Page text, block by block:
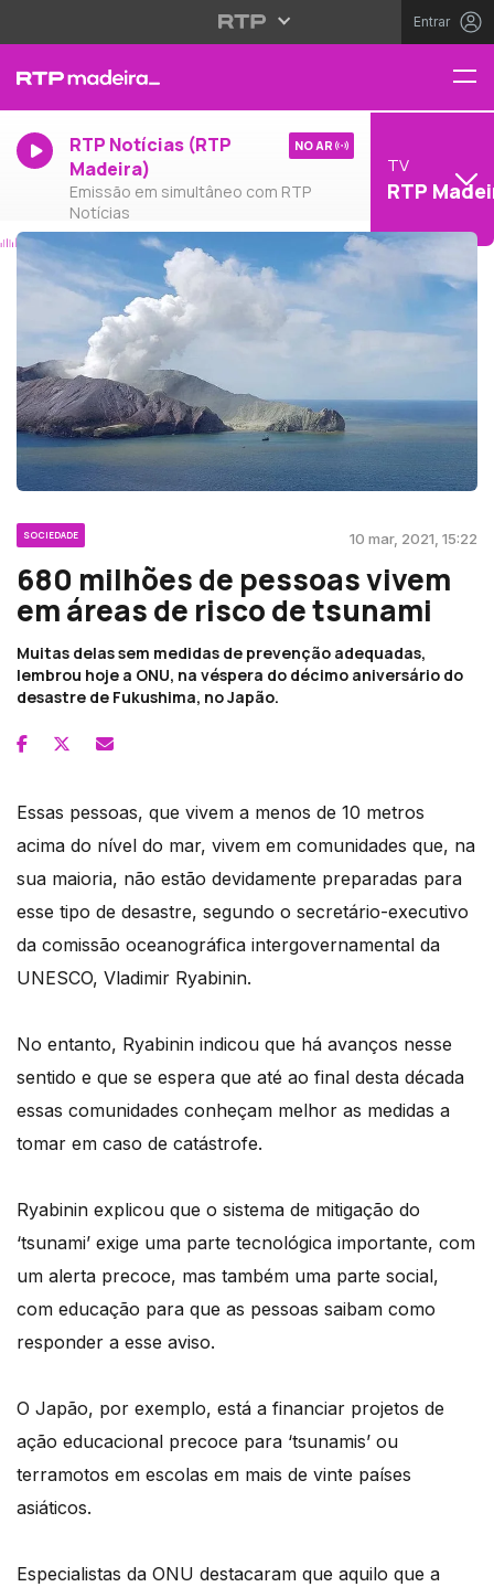
Entrar
RTP Notícias (RTP
Madeira)
Emissão em simultâneo com RTP
Notícias
NO AR
TV
RTP
SOCIEDADE 10 mar, 2021, 15:22
680 milhões de pessoas vivem
em áreas de risco de tsunami
Muitas delas sem medidas de prevenção adequadas,
lembrou hoje a ONU, na véspera do décimo aniversário do
desastre de Fukushima, no Japão.
Essas pessoas, que vivem a menos de 10 metros
acima do nível do mar, vivem em comunidades que, na
sua maioria, não estão devidamente preparadas para
esse tipo de desastre, segundo o secretário-executivo
da comissão oceanográfica intergovernamental da
UNESCO, Vladimir Ryabinin.
No entanto, Ryabinin indicou que há avanços nesse
sentido e que se espera que até ao final desta década
essas comunidades conheçam melhor as medidas a
tomar em caso de catástrofe.
Ryabinin explicou que o sistema de mitigação do
‘tsunami’ exige uma parte tecnológica importante, com
um alerta precoce, mas também uma parte social,
com educação para que as pessoas saibam como
responder a esse aviso.
O Japão, por exemplo, está a financiar projetos de
ação educacional precoce para ‘tsunamis’ ou
terramotos em escolas em mais de vinte países
asiáticos.
Especialistas da ONU destacaram que aquilo que a